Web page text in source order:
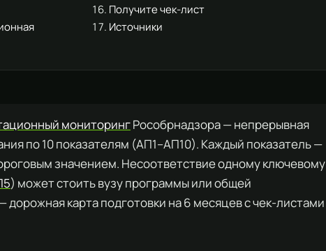
Получите чек-лист
Источники
мониторингРособрнадзора — непрерывная
по 10 показателям (АП1–АП10). Каждый показатель —
значением. Несоответствие одному ключевому
) может стоить вузу программы или общей
дорожная карта подготовки на 6 месяцев с чек-листами